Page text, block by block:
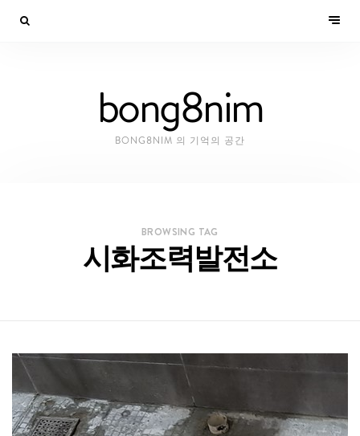
bong8nim
BONG8NIM 의 기억의 공간
BROWSING TAG
시화조력발전소